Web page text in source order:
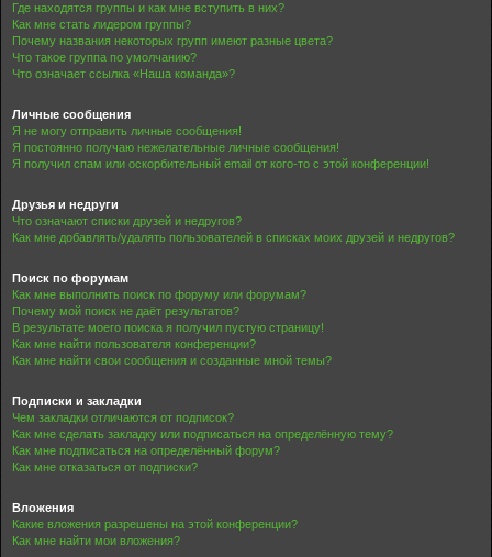
Где находятся группы и как мне вступить в них?
Как мне стать лидером группы?
Почему названия некоторых групп имеют разные цвета?
Что такое группа по умолчанию?
Что означает ссылка «Наша команда»?
Личные сообщения
Я не могу отправить личные сообщения!
Я постоянно получаю нежелательные личные сообщения!
Я получил спам или оскорбительный email от кого-то с этой конференции!
Друзья и недруги
Что означают списки друзей и недругов?
Как мне добавлять/удалять пользователей в списках моих друзей и недругов?
Поиск по форумам
Как мне выполнить поиск по форуму или форумам?
Почему мой поиск не даёт результатов?
В результате моего поиска я получил пустую страницу!
Как мне найти пользователя конференции?
Как мне найти свои сообщения и созданные мной темы?
Подписки и закладки
Чем закладки отличаются от подписок?
Как мне сделать закладку или подписаться на определённую тему?
Как мне подписаться на определённый форум?
Как мне отказаться от подписки?
Вложения
Какие вложения разрешены на этой конференции?
Как мне найти мои вложения?